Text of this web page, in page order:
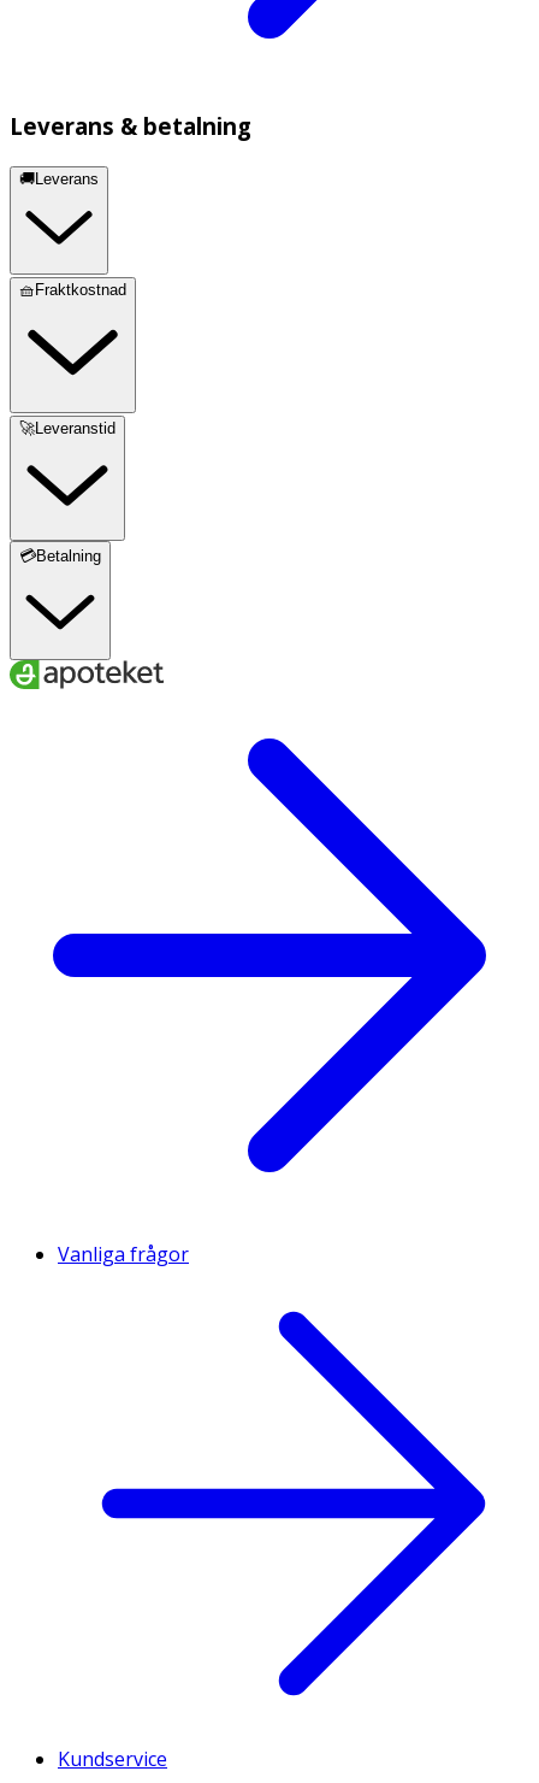
Leverans & betalning
🚚Leverans
🧺Fraktkostnad
🚀Leveranstid
💳Betalning
Vanliga frågor
Kundservice